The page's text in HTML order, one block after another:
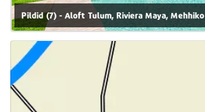
Pildid (7) - Aloft Tulum, Riviera Maya, Mehhiko